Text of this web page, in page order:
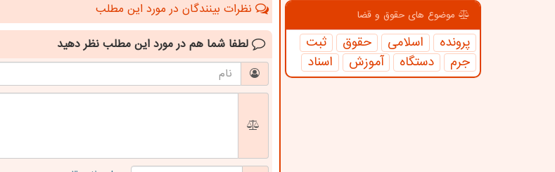
موضوع های حقوق و قضا
پرونده اسلامی حقوق
ثبت
جرم
دستگاه آموزش اسناد
نظرات بینندگان در مورد این مطلب
لطفا شما هم در مورد این مطلب نظر دهید